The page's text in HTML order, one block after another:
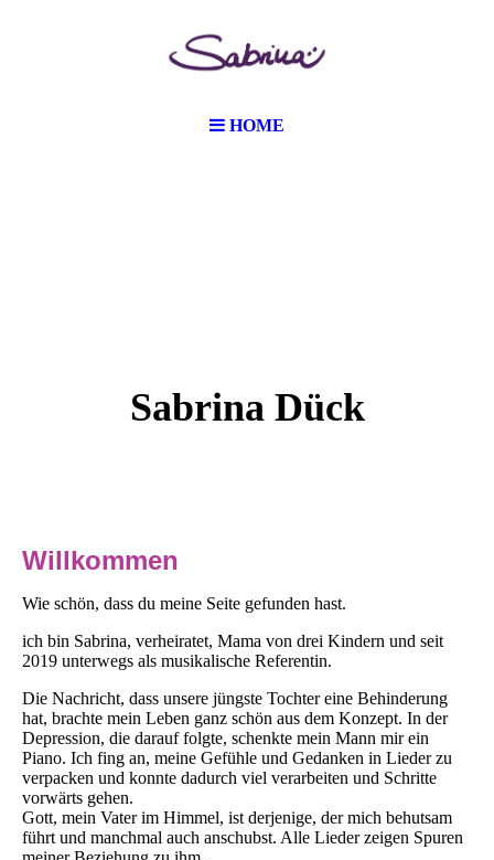
HOME
Sabrina Dück
Willkommen
Wie schön, dass du meine Seite gefunden hast.
ich bin Sabrina, verheiratet, Mama von drei Kindern und seit
2019 unterwegs als musikalische Referentin.
Die Nachricht, dass unsere jüngste Tochter eine Behinderung
hat, brachte mein Leben ganz schön aus dem Konzept. In der
Depression, die darauf folgte, schenkte mein Mann mir ein
Piano. Ich fing an, meine Gefühle und Gedanken in Lieder zu
verpacken und konnte dadurch viel verarbeiten und Schritte
vorwärts gehen.
Gott, mein Vater im Himmel, ist derjenige, der mich behutsam
führt und manchmal auch anschubst. Alle Lieder zeigen Spuren